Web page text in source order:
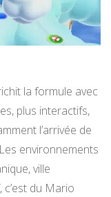
la formule avec
plus interactifs,
l’arrivée de
environnements
ville
du Mario